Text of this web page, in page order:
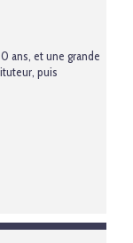
ans, et une grande
puis